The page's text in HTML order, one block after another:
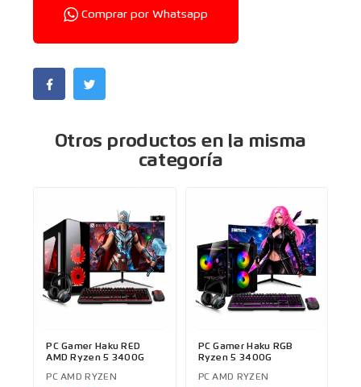
Comprar por Whatsapp
Otros productos en la misma
categoría
PC Gamer Haku RED
AMD Ryzen 5 3400G
PC AMD RYZEN
PC Gamer Haku RGB
Ryzen 5 3400G
PC AMD RYZEN